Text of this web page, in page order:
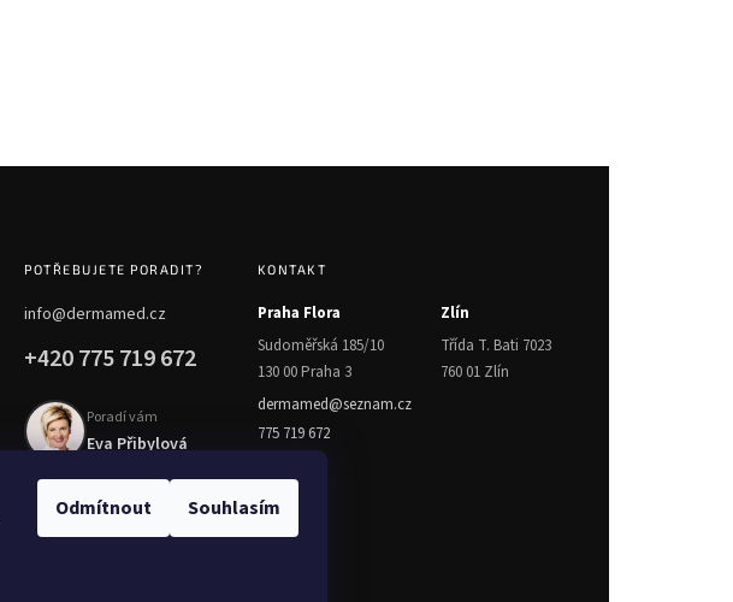
Odmítnout Souhlasím
POTŘEBUJETE PORADIT?
info@dermamed.cz
+420 775 719 672
Poradí vám
Eva Přibylová
KONTAKT
Praha Flora
Sudoměřská 185/10
130 00 Praha 3
dermamed@seznam.cz
775 719 672
Zlín
Třída T. Bati 7023
760 01 Zlín